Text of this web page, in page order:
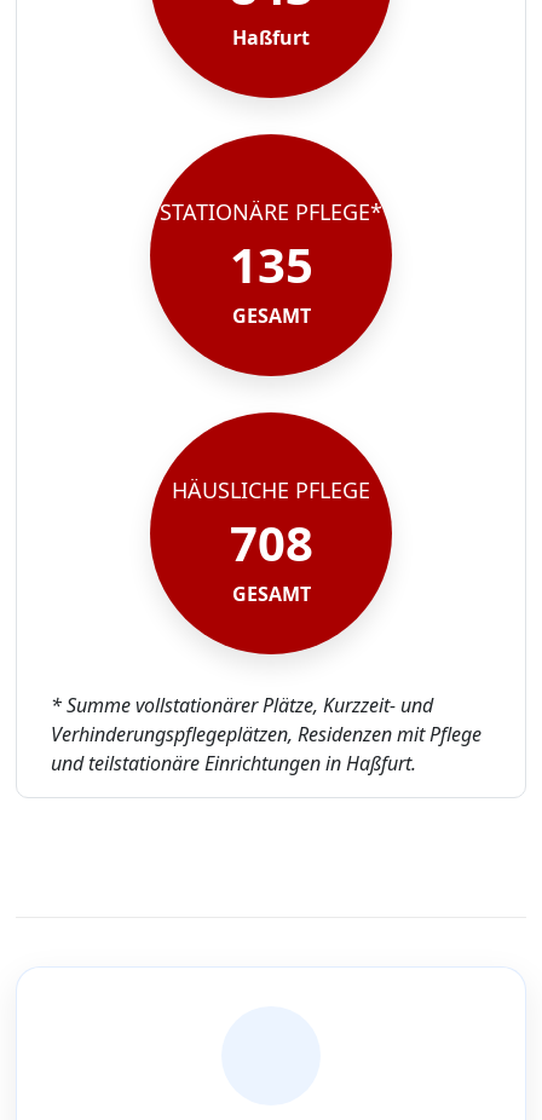
Haßfurt
STATIONÄRE PFLEGE*
135
GESAMT
HÄUSLICHE PFLEGE
708
GESAMT
* Summe vollstationärer Plätze, Kurzzeit- und
Verhinderungspflegeplätzen, Residenzen mit Pflege
und teilstationäre Einrichtungen in Haßfurt.